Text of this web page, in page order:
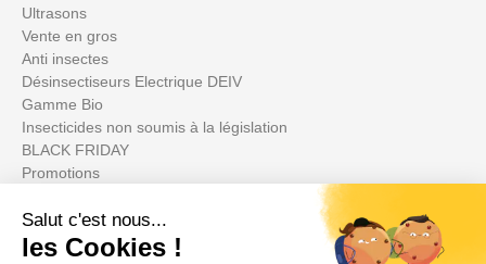
Ultrasons
Vente en gros
Anti insectes
Désinsectiseurs Electrique DEIV
Gamme Bio
Insecticides non soumis à la législation
BLACK FRIDAY
Promotions
Votre compte